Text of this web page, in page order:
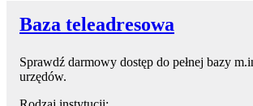
Baza teleadresowa
Sprawdź darmowy dostęp do pełnej bazy
urzędów.